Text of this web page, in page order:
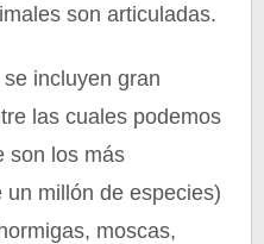
son articuladas.
incluyen gran
las cuales podemos
son los más
millón de especies)
moscas,